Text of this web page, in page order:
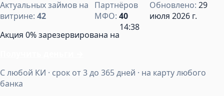
Актуальных займов на
витрине: 42
Партнёров
МФО:40
Обновлено: 29
июля 2026 г.
Акция 0% зарезервирована на
14:38
С любой КИ · срок от 3 до 365 дней · на карту любого
банка